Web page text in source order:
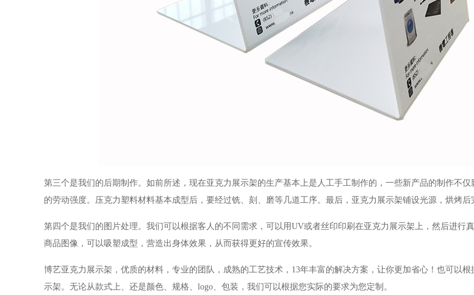
第三个是我们的后期制作。如前所述，现在亚克力展示架的生产基本上是人工手工制作的，一些新产品的制作不
的劳动强度。压克力塑料材料基本成型后，要经过铣、刻、磨等几道工序。最后，亚克力展示架铺设光源，烘烤后
第四个是我们的图片处理。我们可以根据客人的不同需求，可以用UV或者丝印印刷在亚克力展示架上，然后进行
商品图像，可以吸塑成型，营造出身体效果，从而获得更好的宣传效果。
博艺亚克力展示架，优质的材料，专业的团队，成熟的工艺技术，13年丰富的解决方案，让你更加省心！也可以
示架。无论从款式上、还是颜色、规格、logo、包装，我们可以根据您实际的要求为您定制。